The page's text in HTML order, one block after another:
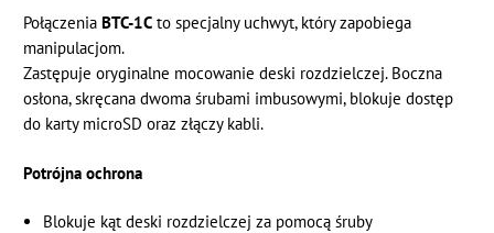
PołączeniaBTC-1C to specjalny uchwyt, który zapobiega
manipulacjom.
Zastępuje oryginalne mocowanie deski rozdzielczej. Boczna
osłona, skręcana dwoma śrubami imbusowymi, blokuje dostęp
do karty microSD oraz złączy kabli.
Potrójna ochrona
Blokuje kąt deski rozdzielczej za pomocą śruby